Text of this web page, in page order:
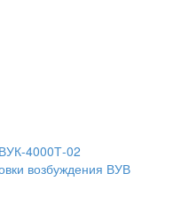
4000Т-02
возбуждения ВУВ